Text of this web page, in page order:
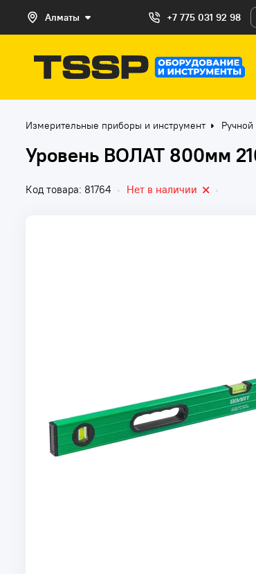
Алматы +7 775 031 92 98
Измерительные приборы и инструмент
Уровень ВОЛАТ 800мм
Код товара: 81764 • Нет в наличии •